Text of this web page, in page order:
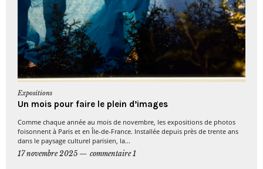
Expositions
Un mois pour faire le plein d’images
Comme chaque année au mois de novembre, les expositions de photos
foisonnent à Paris et en Île-de-France. Installée depuis près de trente ans
dans le paysage culturel parisien, la...
17 novembre 2025
commentaire 1